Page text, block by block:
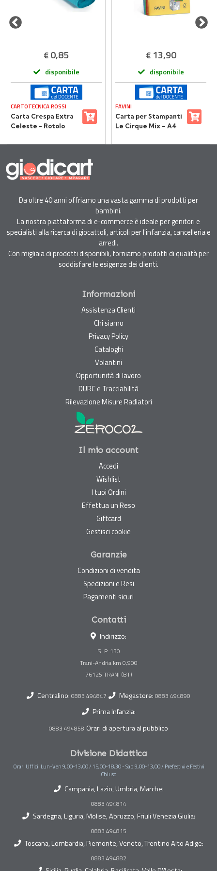
€0,85
disponibile
CARTOTECNICA ROSSI
Carta Crespa Extra
Celeste - Rotolo
€ 13,90
disponibile
FAVINI
Carta per Stampanti
Le Cirque Mix – A4
Tinte Forti
Da oltre 40 anni offriamo una vasta gamma di prodotti per
bambini.
La nostra piattaforma di e-commerce è ideale per genitori e
specialisti alla ricerca di giocattoli, articoli per l'infanzia, cancelleria e
arredi.
Con migliaia di prodotti disponibili, forniamo prodotti di qualità per
soddisfare le esigenze dei clienti.
Informazioni
Assistenza Clienti
Chi siamo
Privacy Policy
Cataloghi
Volantini
Opportunità di lavoro
DURC e Tracciabilità
Rilevazione Misure Radiatori
Il mio account
Accedi
Wishlist
I tuoi Ordini
Effettua un Reso
Giftcard
Gestisci cookie
Garanzie
Condizioni di vendita
Spedizioni e Resi
Pagamenti sicuri
Contatti
Indirizzo:
S. P. 130
Trani-Andria km 0,900
Centralino: 0883 494847 Megastore: 0883 494890
Prima Infanzia:
0883 494858 Orari di apertura al pubblico
Divisione Didattica
Orari Uffici: Lun-Ven 9,00-13,00 / 15,00-18,30 - Sab 9,00-13,00 / Prefestivi e Festivi
Chiuso
Campania, Lazio, Umbria, Marche:
0883 494814
Sardegna, Liguria, Molise, Abruzzo, Friuli Venezia Giulia:
0883 494815
Toscana, Lombardia, Piemonte, Veneto, Trentino Alto Adige:
0883 494882